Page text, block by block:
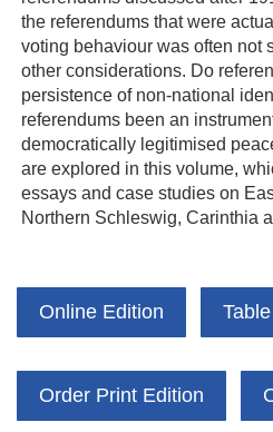
the referendums that were
voting behaviour was often not
other considerations. Do
persistence of non-national
referendums been an
democratically legitimised
are explored in this volume,
essays and case studies on
Northern Schleswig, Carinthia
Online Edition
Order Print Edition